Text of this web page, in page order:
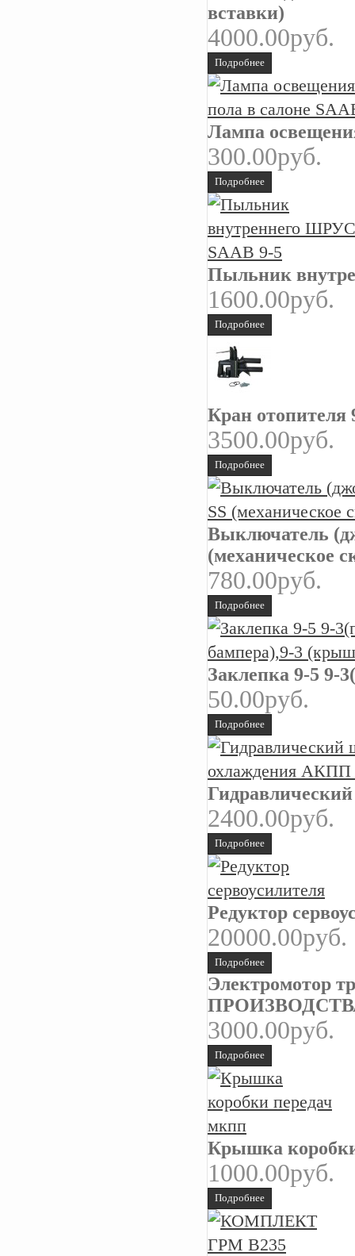
вставки)
4000.00руб.
Подробнее
Лампа
300.00руб.
Подробнее
Пыльник
1600.00руб.
Подробнее
Кран отопителя
3500.00руб.
Подробнее
Выключатель
(механическое
780.00руб.
Подробнее
Заклепка 9-5 9-
50.00руб.
Подробнее
2400.00руб.
Подробнее
Редуктор
20000.00руб.
Подробнее
Электромотор
3000.00руб.
Подробнее
Крышка
1000.00руб.
Подробнее